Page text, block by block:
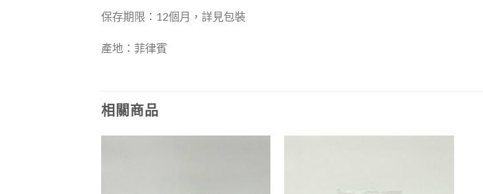
保存期限：12個月，詳見包裝
產地：菲律賓
相關商品